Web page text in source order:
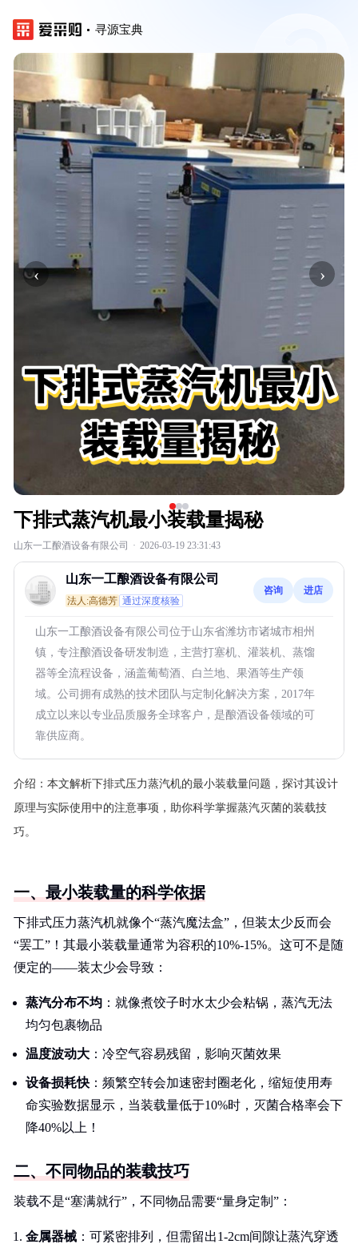
寻源宝典
‹ ›
下排式蒸汽机最小装载量揭秘
山东一工酿酒设备有限公司 · 2026-03-19 23:31:43
山东一工酿酒设备有限公司
法人:高德芳 通过深度核验
咨询 进店
山东一工酿酒设备有限公司位于山东省潍坊市诸城市相州
镇，专注酿酒设备研发制造，主营打塞机、灌装机、蒸馏
器等全流程设备，涵盖葡萄酒、白兰地、果酒等生产领
域。公司拥有成熟的技术团队与定制化解决方案，2017年
成立以来以专业品质服务全球客户，是酿酒设备领域的可
靠供应商。
介绍： 本文解析下排式压力蒸汽机的最小装载量问题，探讨其设计
原理与实际使用中的注意事项，助你科学掌握蒸汽灭菌的装载技
巧。
一、最小装载量的科学依据
下排式压力蒸汽机就像个“蒸汽魔法盒”，但装太少反而会
“罢工”！其最小装载量通常为容积的10%-15%。这可不是随
便定的——装太少会导致：
蒸汽分布不均 ：就像煮饺子时水太少会粘锅，蒸汽无法
均匀包裹物品
温度波动大 ：冷空气容易残留，影响灭菌效果
设备损耗快 ：频繁空转会加速密封圈老化，缩短使用寿
命实验数据显示，当装载量低于10%时，灭菌合格率会下
降40%以上！
二、不同物品的装载技巧
装载不是“塞满就行”，不同物品需要“量身定制”：
金属器械 ：可紧密排列，但需留出1-2cm间隙让蒸汽穿透